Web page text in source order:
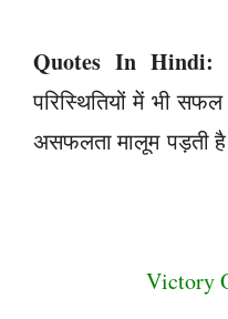
Quotes In Hindi:
परिस्थितियों में भी
असफलता मालूम पड़ती
Victory